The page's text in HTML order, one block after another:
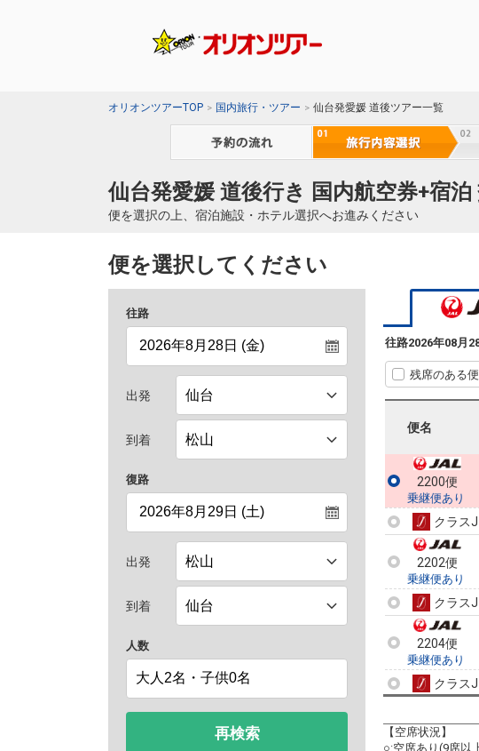
オリオンツアーTOP 国内旅行・ツアー 仙台発愛媛 道後ツアー一覧
仙台発愛媛 道後行き 国内航空券+宿
便を選択の上、宿泊施設・ホテル選択へお進みください
便を選択してください
往路
出発
到着
復路
出発
到着
人数
再検索
往路2026年08月
残席のある
便名
2200便
乗継便あり
クラス
2202便
乗継便あり
クラス
2204便
乗継便あり
クラス
2206便
乗継便あり
【空席状況】
○:空席あり(9席